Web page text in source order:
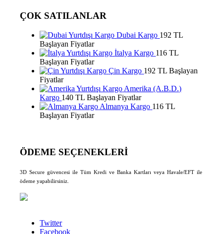
ÇOK SATILANLAR
Dubai Kargo 192 TL
Başlayan Fiyatlar
İtalya Kargo 116 TL
Başlayan Fiyatlar
Çin Kargo 192 TL Başlayan
Fiyatlar
Amerika (A.B.D.)
Kargo 140 TL Başlayan Fiyatlar
Almanya Kargo 116 TL
Başlayan Fiyatlar
ÖDEME SEÇENEKLERİ
3D Secure güvencesi ile Tüm Kredi ve Banka Kartları veya Havale/EFT ile
ödeme yapabilirsiniz.
Twitter
Facebook